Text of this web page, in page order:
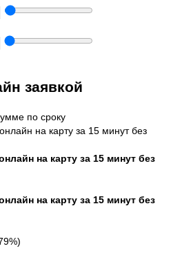
заявкой
по сроку
на карту за 15 минут без
на карту за 15 минут без